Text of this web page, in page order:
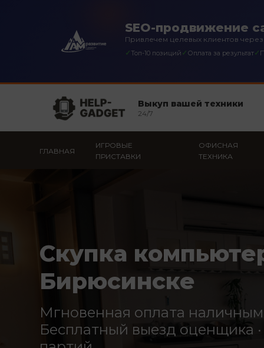
SEO-продвижение
Привлечем целевых клиентов
✓Топ-10 позиций ✓ Оплата за результат✓
Выкуп вашей техники
24/7
ГЛАВНАЯ
ИГРОВЫЕ
ПРИСТАВКИ
ОФИСНАЯ
ТЕХНИКА
Скупка
Бирюсинске
Мгновенная оплата
Бесплатный выезд оценщика